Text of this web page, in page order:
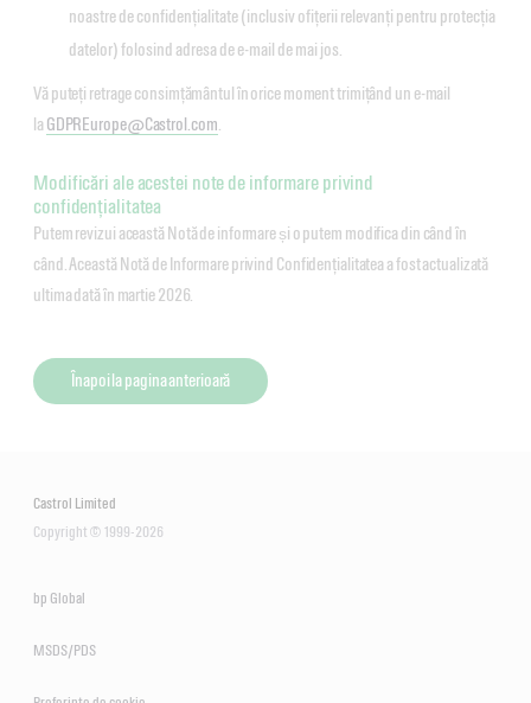
noastre de confidențialitate (inclusiv ofițerii relevanți pentru protecția
datelor) folosind adresa de e-mail de mai jos.
Vă puteți retrage consimțământul în orice moment trimițând un e-mail
la GDPREurope@Castrol.com
Modificări ale acestei note de informare privind
confidențialitatea
Putem revizui această Notă de informare și o putem modifica din când în
când. Această Notă de Informare privind Confidențialitatea a fost actualizată
ultima dată în martie 2026.
Înapoi la pagina anterioară
Castrol Limited
Copyright © 1999-2026
bp Global
MSDS/PDS